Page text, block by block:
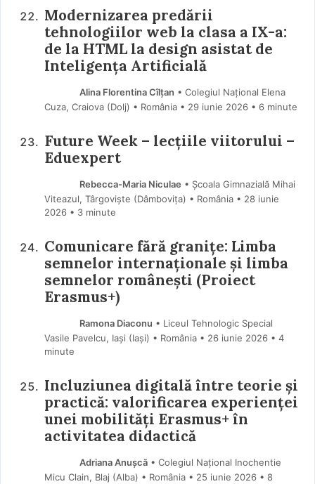
Modernizarea predării
tehnologiilor web la clasa a IX-a:
de la HTML la design asistat de
Inteligența Artificială
Alina Florentina Cîlțan • Colegiul Național Elena
Cuza, Craiova (Dolj) • România
29 iunie 2026 • 6 minute
Future Week – lecțiile viitorului –
Eduexpert
Rebecca-Maria Niculae • Școala Gimnazială Mihai
Viteazul, Târgoviște (Dâmboviţa) • România
28 iunie
2026 • 3 minute
Comunicare fără granițe: Limba
semnelor internaționale și limba
semnelor românești (Proiect
Erasmus+)
Ramona Diaconu • Liceul Tehnologic Special
Vasile Pavelcu, Iași (Iaşi) • România
26 iunie 2026 • 4
minute
Incluziunea digitală între teorie și
practică: valorificarea experienței
unei mobilități Erasmus+ în
activitatea didactică
Adriana Anușcă• Colegiul Național Inochentie
Micu Clain, Blaj (Alba) • România
25 iunie 2026 • 8